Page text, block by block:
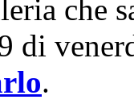
che
di
.